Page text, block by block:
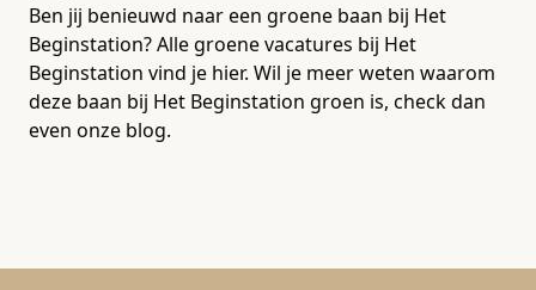
Ben jij benieuwd naar een groene baan bij Het
Beginstation? Alle groene vacatures bij Het
Beginstation vind je hier. Wil je meer weten waarom
deze baan bij Het Beginstation groen is, check dan
even onze blog.